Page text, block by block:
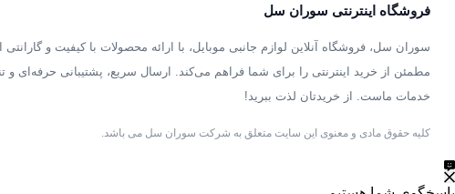
فروشگاه اینترنتی سوران سل
سوران سل، فروشگاه آنلاین لوازم جانبی موبایل، با ارائه محصولات با کیفیت و
مطمئن از خرید اینترنتی را برای شما فراهم می‌کند. ارسال سریع، پشتیبانی حرفه‌ای و
خدمات ماست. از خریدتان لذت ببرید!
کلیه حقوق مادی و معنوی این سایت متعلق به شرکت سوران سل می باشد.